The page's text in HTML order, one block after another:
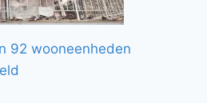
92 wooneenheden